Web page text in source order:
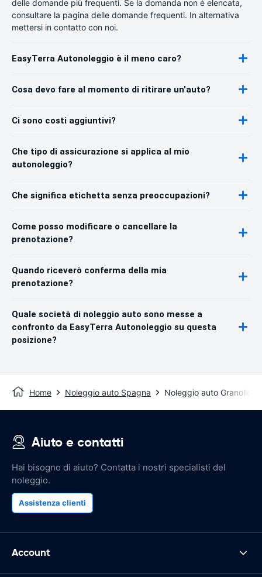
delle domande più frequenti. Se la domanda non è elencata,
consultare la pagina delle domande frequenti. In alternativa
mettersi in contatto con noi.
EasyTerra Autonoleggio è il meno caro?
Cosa devo fare al momento di ritirare un'auto?
Ci sono costi aggiuntivi?
Che tipo di assicurazione si applica al mio
autonoleggio?
Che significa etichetta senza preoccupazioni?
Come posso modificare o cancellare la
prenotazione?
Quando riceverò conferma della mia
prenotazione?
Quale società di noleggio auto sono messe a
confronto da EasyTerra Autonoleggio su questa
posizione?
Home Noleggio auto Spagna Noleggio auto Granollers
Aiuto e contatti
Hai bisogno di aiuto? Contatta i nostri specialisti del
noleggio.
Assistenza clienti
Account